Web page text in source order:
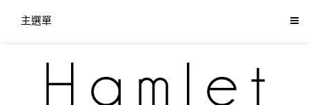
主選單